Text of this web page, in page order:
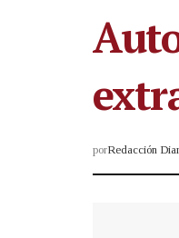
porRedacción